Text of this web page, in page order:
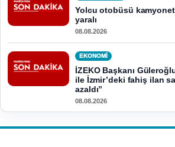
Yolcu otobüsü
yaralı
08.08.2026
EKONOMI
İZEKO Başkanı
ile İzmir’deki fahiş ilan
azaldı”
08.08.2026